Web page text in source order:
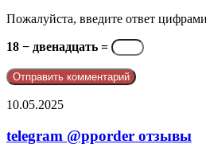
Пожалуйста, введите ответ
18 − двенадцать =
telegram
отзывы
10.05.2025
telegram @pporder отзывы